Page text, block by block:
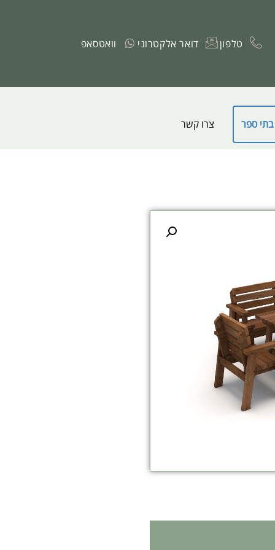
טלפון דואר אלקטרוני וואטסאפ
בתי ספר צרו קשר